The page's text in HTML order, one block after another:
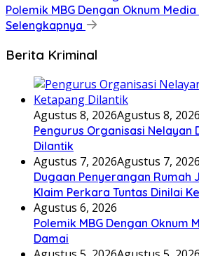
Polemik MBG Dengan Oknum
Selengkapnya
Berita Kriminal
Agustus 8, 2026Agustus 8, 2026
Pengurus Organisasi Nelayan
Dilantik
Agustus 7, 2026Agustus 7, 2026
Dugaan Penyerangan Rumah
Klaim Perkara Tuntas Dinilai
Agustus 6, 2026
Polemik MBG Dengan Oknum
Damai